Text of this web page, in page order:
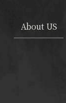
About US